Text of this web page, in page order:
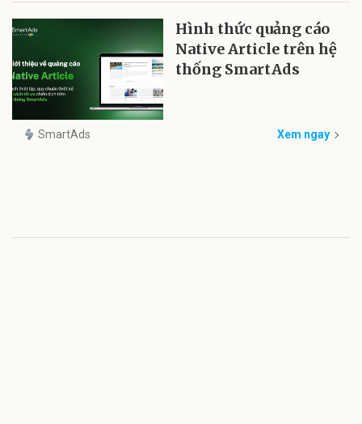
Hình thức quảng cáo
Native Article trên hệ
thống SmartAds
SmartAds Xem ngay